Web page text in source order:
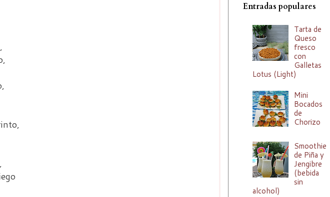
Entradas populares
Tarta de
Queso
fresco
con
Galletas
Lotus (Light)
Mini
Bocados
de
Chorizo
Smoothie
de Piña y
Jengibre
(bebida
sin
alcohol)